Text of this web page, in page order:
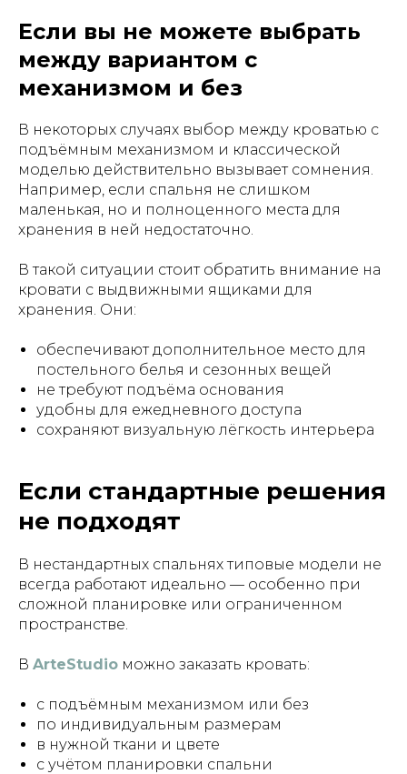
Если вы не можете выбрать
между вариантом с
механизмом и без
В некоторых случаях выбор между кроватью с
подъёмным механизмом и классической
моделью действительно вызывает сомнения.
Например, если спальня не слишком
маленькая, но и полноценного места для
хранения в ней недостаточно.
В такой ситуации стоит обратить внимание на
кровати с выдвижными ящиками для
хранения. Они:
обеспечивают дополнительное место для
постельного белья и сезонных вещей
не требуют подъёма основания
удобны для ежедневного доступа
сохраняют визуальную лёгкость интерьера
Если стандартные решения
не подходят
В нестандартных спальнях типовые модели не
всегда работают идеально — особенно при
сложной планировке или ограниченном
пространстве.
В ArteStudio можно заказать кровать:
с подъёмным механизмом или без
по индивидуальным размерам
в нужной ткани и цвете
с учётом планировки спальни